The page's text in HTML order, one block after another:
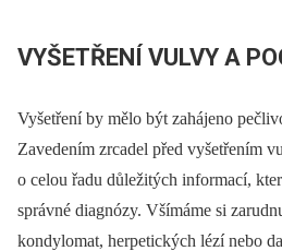
VYŠETŘENÍ VULVY A
Vyšetření by mělo být zahájeno
Zavedením zrcadel před vyšetřením
o celou řadu důležitých informací,
správné diagnózy. Všímáme si
kondylomat, herpetických lézí nebo